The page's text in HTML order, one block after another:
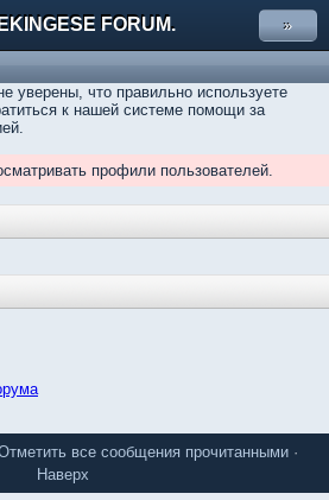
FORUM. »
уверены, что правильно используете
к нашей системе помощи за
профили пользователей.
все сообщения прочитанными ·
Наверх